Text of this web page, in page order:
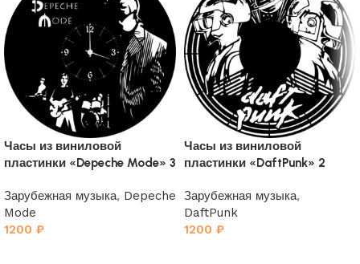
Часы из виниловой
пластинки «Depeche Mode» 3
Зарубежная музыка, Depeche
Mode
1200 ₽
Часы из виниловой
пластинки «DaftPunk» 2
Зарубежная музыка,
DaftPunk
1200 ₽